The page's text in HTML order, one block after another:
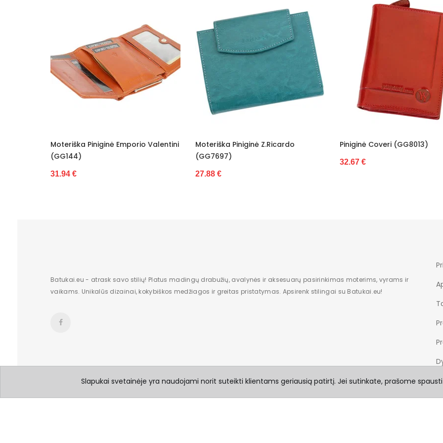
Emporio Valentini
Moteriška Piniginė Z.Ricardo
Piniginė Coveri (GG8013)
32.67 €
Piniginė Juoda Su
Batukai.eu - atrask savo stilių! Platus madingų drabužių, avalynės ir aksesuarų pasirinkimas moterims, vyrams ir
vaikams. Unikalūs dizainai, kokybiškos medžiagos ir greitas pristatymas. Apsirenk stilingai su Batukai.eu!
Slapukai svetainėje yra naudojami norit suteikti klientams geriausią patirtį. Jei sutinkate, prašome spausti